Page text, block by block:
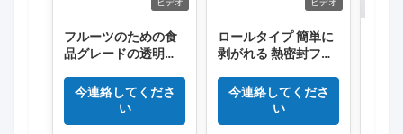
フルーツのための食
品グレードの透明色
今連絡してくださ
い
ロールタイプ 簡単に
剥がれる 熱密封フィ
ム 新鮮食品用
今連絡してくださ
い